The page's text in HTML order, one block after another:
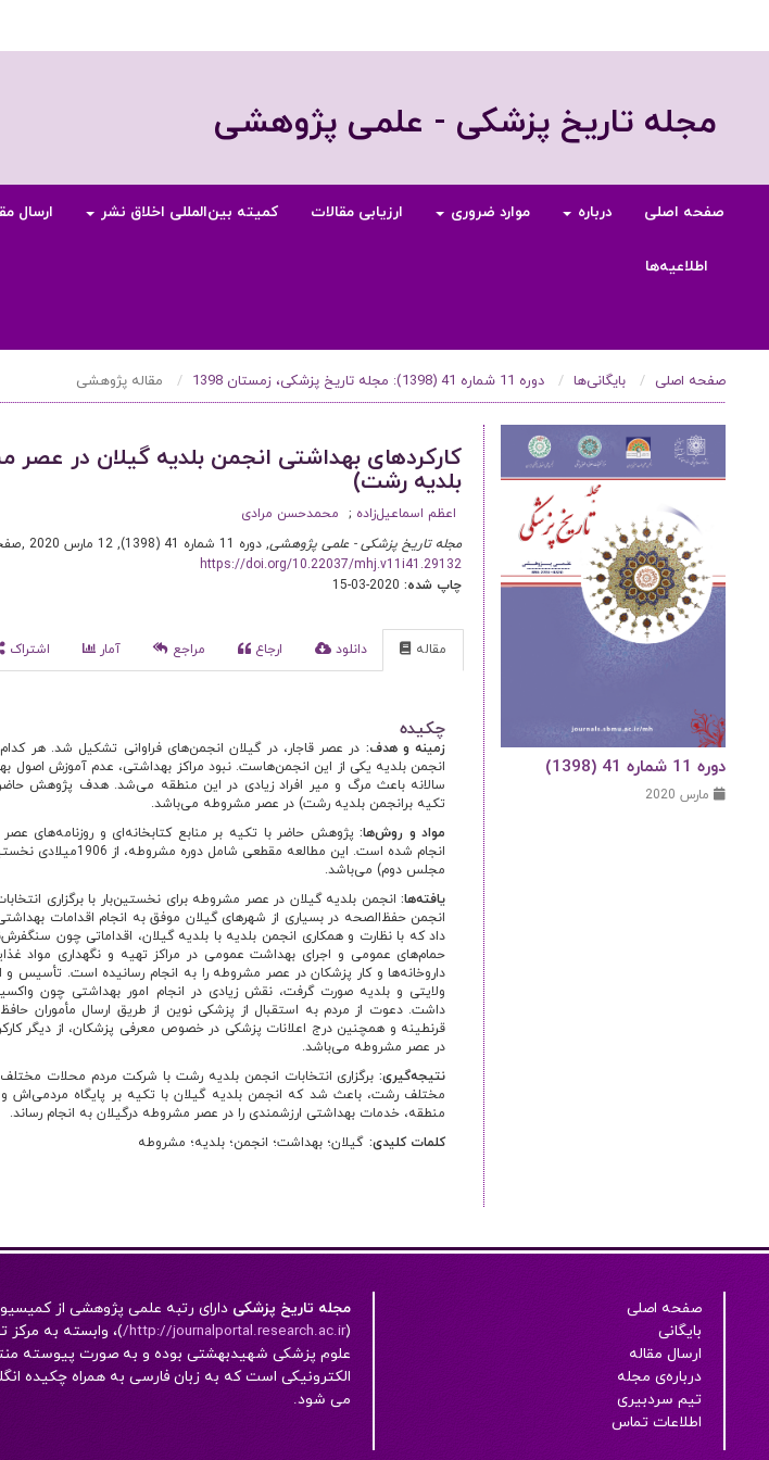
مجله تاریخ پزشکی - علمی پژوهشی
صفحه اصلی درباره موارد ضروری ارزیابی مقالات کمیته بین‌المللی اخلاق نشر ارسال
اطلاعیه‌ها
صفحه اصلی بایگانی‌ها دوره 11 شماره 41 (1398): مجله تاریخ پزشکی، زمستان 1398 مقاله پژوهشی
دوره 11 شماره 41 (1398)
مارس 2020
کارکردهای بهداشتی انجمن بلدیه گیلان در عصر
بلدیه رشت)
اعظم اسماعیل‌زاده
محمدحسن مرادی
مجله تاریخ پزشکی - علمی پژوهشی, دوره 11 شماره 41 (1398), 12 مارس 2020 ,صفحه
https://doi.org/10.22037/mhj.v11i41.29132
چاپ شده:2020-03-15
مقاله دانلود ارجاع مراجع آمار اشتراک
چکیده
زمینه و هدف: در عصر قاجار، در گیلان انجمن‌های فراوانی تشکیل شد. هر
انجمن بلدیه یکی از این انجمن‌هاست. نبود مراکز بهداشتی، عدم آموزش اصول
سالانه باعث مرگ و میر افراد زیادی در این منطقه می‌شد. هدف پژوهش حاضر
تکیه برانجمن بلدیه رشت) در عصر مشروطه می‌باشد.
مواد و روش‌ها: پژوهش حاضر با تکیه بر منابع کتابخانه‌ای و روزنامه‌های
مجلس دوم) می‌باشد.
یافته‌ها: انجمن بلدیه گیلان در عصر مشروطه برای نخستین‌بار با برگزاری
انجمن حفظ‌الصحه در بسیاری از شهرهای گیلان موفق به انجام اقدامات
داد که با نظارت و همکاری انجمن بلدیه با بلدیه گیلان، اقداماتی چون
حمام‌های عمومی و اجرای بهداشت عمومی در مراکز تهیه و نگهداری مواد
داروخانه‌ها و کار پزشکان در عصر مشروطه را به انجام رسانیده است. تأسیس
ولایتی و بلدیه صورت گرفت، نقش زیادی در انجام امور بهداشتی چون
داشت. دعوت از مردم به استقبال از پزشکی نوین از طریق ارسال مأموران
قرنطینه و همچنین درج اعلانات پزشکی در خصوص معرفی پزشکان، از دیگر
در عصر مشروطه می‌باشد.
نتیجه‌گیری: برگزاری انتخابات انجمن بلدیه رشت با شرکت مردم محلات
مختلف رشت، باعث شد که انجمن بلدیه گیلان با تکیه بر پایگاه مردمی‌اش
منطقه، خدمات بهداشتی ارزشمندی را در عصر مشروطه درگیلان به انجام رساند.
کلمات کلیدی: گیلان؛ بهداشت؛ انجمن؛ بلدیه؛ مشروطه
صفحه اصلی
بایگانی
ارسال مقاله
درباره‌ی مجله
تیم سردبیری
اطلاعات تماس
مجله تاریخ پزشکی دارای رتبه علمی پژوهشی از
(
http://journalportal.research.ac.ir/ )، وابسته به
علوم پزشکی شهیدبهشتی بوده و به صورت پیوسته
می شود.